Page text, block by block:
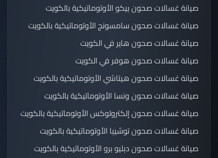
صيانة غسالات صحون بيكو الأوتوماتيكية بالكويت
صيانة غسالات صحون سامسونج الأوتوماتيكية بالكويت
صيانة غسالات صحون هاير في الكويت
صيانة غسالات صحون هوفر في الكويت
صيانة غسالات صحون هيتاشي الأوتوماتيكية بالكويت
صيانة غسالات صحون ونسا الأوتوماتيكية بالكويت
صيانة غسالات صحون إلكترولوكس الأوتوماتيكية بالكويت
صيانة غسالات صحون توشيبا الأوتوماتيكية بالكويت
صيانة غسالات صحون دبليو برو الأوتوماتيكية بالكويت